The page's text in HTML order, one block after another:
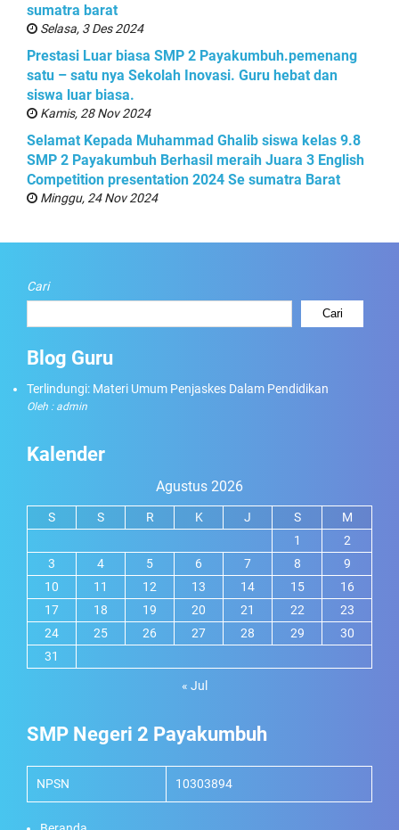
sumatra barat
Selasa, 3 Des 2024
Prestasi Luar biasa SMP 2 Payakumbuh.pemenang
satu – satu nya Sekolah Inovasi. Guru hebat dan
siswa luar biasa.
Kamis, 28 Nov 2024
Selamat Kepada Muhammad Ghalib siswa kelas 9.8
SMP 2 Payakumbuh Berhasil meraih Juara 3 English
Competition presentation 2024 Se sumatra Barat
Minggu, 24 Nov 2024
Cari
Cari
Blog Guru
Terlindungi: Materi Umum Penjaskes Dalam Pendidikan
Oleh : admin
Kalender
Agustus 2026
S S R K J S
M
1
2
3
4 5 6 7 8
9
10
11 12 13 14 15
16
17
18 19 20 21 22
23
24
25 26 27 28 29
30
31
« Jul
SMP Negeri 2 Payakumbuh
NPSN 10303894